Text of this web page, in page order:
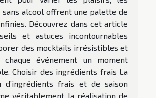
sans alcool offrent une palette de
Découvrez dans cet article
et astuces incontournables
des mocktails irrésistibles et
événement un moment
Choisir des ingrédients frais La
d’ingrédients frais et de saison
véritablement la réalisation de